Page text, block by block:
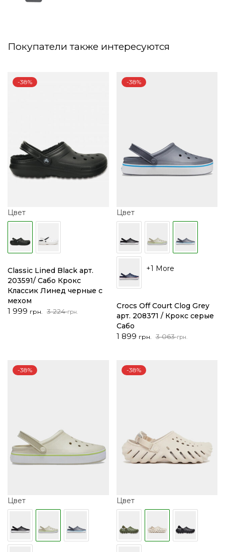
Покупатели также интересуются
Цвет
-38%
Classic Lined Black арт.
203591/ Сабо Крокс
Классик Линед черные с
мехом
3 224грн.
Первоначальная
1 999 грн.
Текущая
Цвет
+1 More
-38%
Crocs Off Court Clog Grey
арт. 208371 / Крокс серые
Сабо
3 063грн.
Первоначальная
063 грн..
1 899 грн.
Текущая
899 грн..
Цвет
-38%
Цвет
-38%